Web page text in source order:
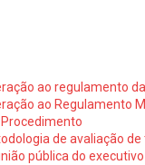
ao regulamento
ao Regulamento
de avaliação
pública do